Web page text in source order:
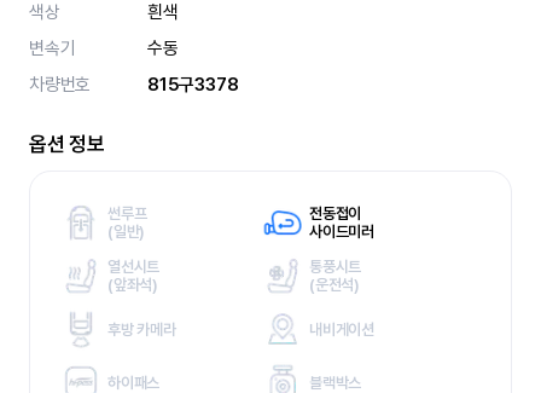
색상
흰색
변속기
수동
차량번호
815구3378
옵션 정보
썬루프
(일반)
전동접이
사이드미러
열선시트
(앞좌석)
통풍시트
(운전석)
후방 카메라 내비게이션
하이패스 블랙박스